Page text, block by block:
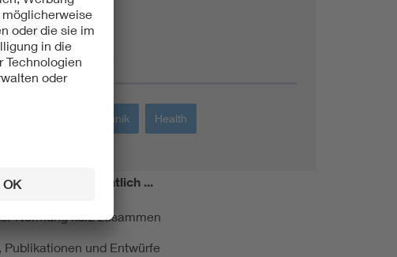
Themen
Messtechnik Health
informiert! Monatlich ...
Normung kurz zusammen
und Entwürfe